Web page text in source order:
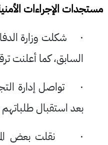
مستجدات الإجراءات
· شكلت وزارة
السابق، كما أعلنت
·تواصل إدارة
بعد استقبال طلباتهم
· نقلت بعض